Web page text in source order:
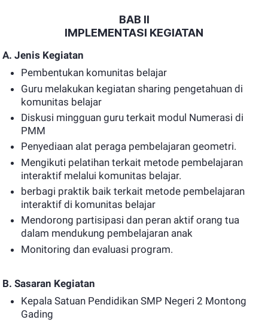
BAB II
IMPLEMENTASI KEGIATAN
A. Jenis Kegiatan
Pembentukan komunitas belajar
Guru melakukan kegiatan sharing pengetahuan di
komunitas belajar
Diskusi mingguan guru terkait modul Numerasi di
PMM
Penyediaan alat peraga pembelajaran geometri.
Mengikuti pelatihan terkait metode pembelajaran
interaktif melalui komunitas belajar.
berbagi praktik baik terkait metode pembelajaran
interaktif di komunitas belajar
Mendorong partisipasi dan peran aktif orang tua
dalam mendukung pembelajaran anak
Monitoring dan evaluasi program.
B. Sasaran Kegiatan
Kepala Satuan Pendidikan SMP Negeri 2 Montong
Gading